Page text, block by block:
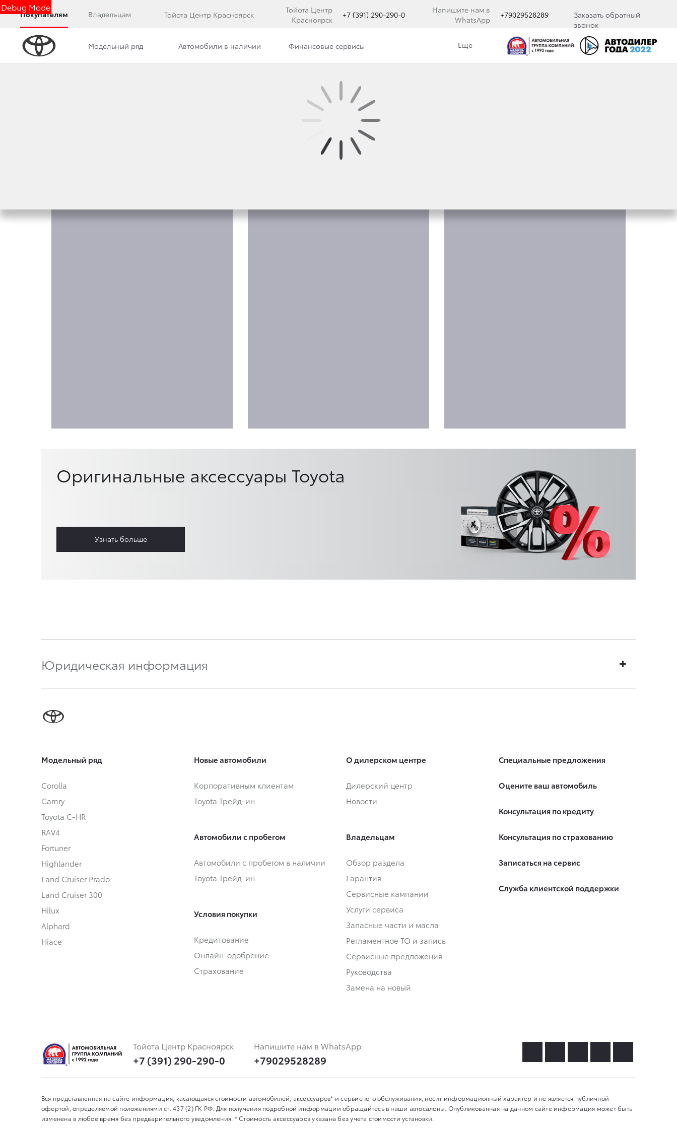
Debug Mode
Покупателям Владельцам Тойота Центр Красноярск
Тойота Центр
Красноярск
+7 (391) 290-290-0
Напишите нам в
WhatsApp
+79029528289
Заказать обратный
звонок
Модельный ряд Автомобили в наличии Финансовые сервисы Еще
Оригинальные аксессуары Toyota
Узнать больше
Юридическая информация
Модельный ряд
Corolla
Camry
Toyota C-HR
RAV4
Fortuner
Highlander
Land Cruiser Prado
Land Cruiser 300
Hilux
Alphard
Hiace
Новые автомобили
Корпоративным клиентам
Toyota Трейд-ин
Автомобили с пробегом
Автомобили с пробегом в наличии
Toyota Трейд-ин
Условия покупки
Кредитование
Онлайн-одобрение
Страхование
О дилерском центре
Дилерский центр
Новости
Владельцам
Обзор раздела
Гарантия
Сервисные кампании
Услуги сервиса
Запасные части и масла
Регламентное ТО и запись
Сервисные предложения
Руководства
Замена на новый
Специальные предложения
Оцените ваш автомобиль
Консультация по кредиту
Консультация по страхованию
Записаться на сервис
Служба клиентской поддержки
Тойота Центр Красноярск
+7 (391) 290-290-0
Напишите нам в WhatsApp
+79029528289
Вся представленная на сайте информация, касающаяся стоимости автомобилей, аксессуаров* и сервисного обслуживания, носит информационный характер и не является публичной
офертой, определяемой положениями ст. 437 (2) ГК РФ. Для получения подробной информации обращайтесь в наши автосалоны. Опубликованная на данном сайте информация может быть
изменена в любое время без предварительного уведомления. * Стоимость аксессуаров указана без учета стоимости установки.